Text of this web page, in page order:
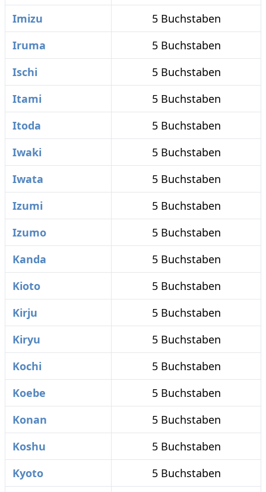
Imizu
5 Buchstaben
Iruma
5 Buchstaben
Ischi
5 Buchstaben
Itami
5 Buchstaben
Itoda
5 Buchstaben
Iwaki
5 Buchstaben
Iwata
5 Buchstaben
Izumi
5 Buchstaben
Izumo
5 Buchstaben
Kanda
5 Buchstaben
Kioto
5 Buchstaben
Kirju
5 Buchstaben
Kiryu
5 Buchstaben
Kochi
5 Buchstaben
Koebe
5 Buchstaben
Konan
5 Buchstaben
Koshu
5 Buchstaben
Kyoto
5 Buchstaben